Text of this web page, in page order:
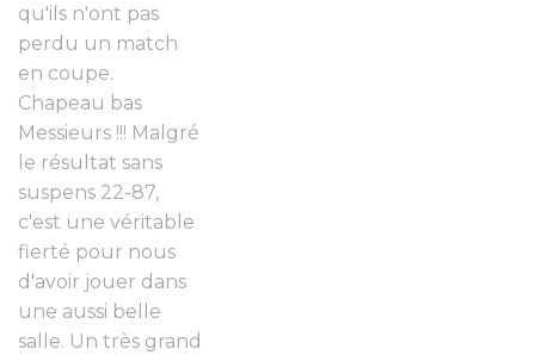
qu'ils n'ont pas
perdu un match
en coupe.
Chapeau bas
Messieurs !!! Malgré
le résultat sans
suspens 22-87,
c'est une véritable
fierté pour nous
d'avoir jouer dans
une aussi belle
salle. Un très grand